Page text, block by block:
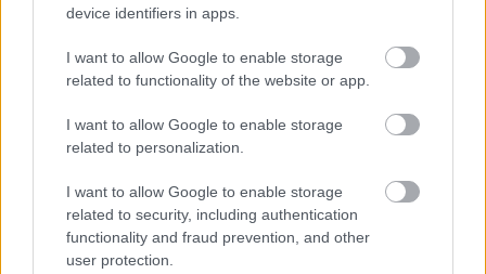
device identifiers in apps.
I want to allow Google to enable storage
related to functionality of the website or app.
I want to allow Google to enable storage
related to personalization.
I want to allow Google to enable storage
related to security, including authentication
functionality and fraud prevention, and other
user protection.
A györkönyi benzinkút a Facebook-oldalán
tudatta, hogy a megnövekedett kereslet miatt
tájékoztatása alapján azt is közölték, hogy az
aznapra rendelt mennyiséget biztosan nem
kapják meg – írta a Magyar Hang.
A Magyar Hang teljes cikke